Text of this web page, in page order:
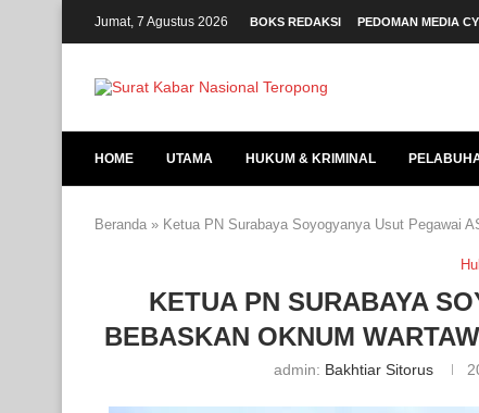
Jumat, 7 Agustus 2026 BOKS REDAKSI PEDOMAN MEDIA
HOME UTAMA HUKUM & KRIMINAL
Beranda » Ketua PN Surabaya Soyogyanya Usut Pegawai
KETUA PN SURABAYA
BEBASKAN OKNUM
admin: Bakhtiar Sitorus